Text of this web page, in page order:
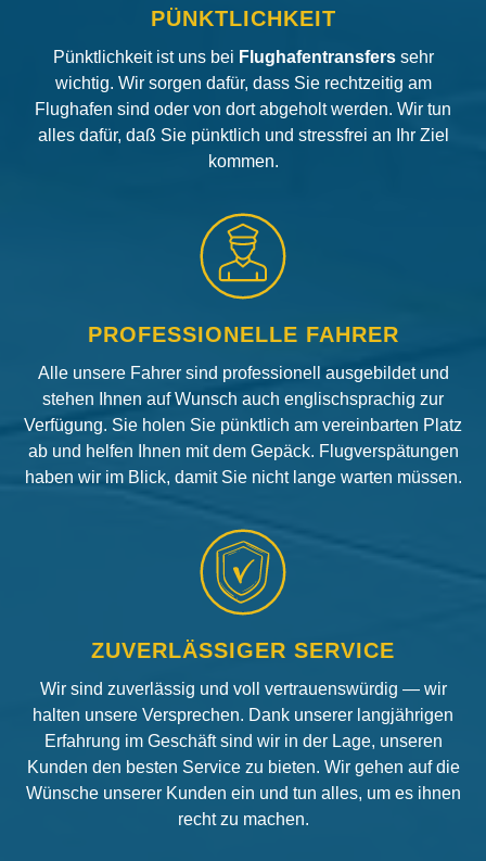
PÜNKTLICHKEIT
Pünktlichkeit ist uns bei Flughafentransfers sehr
wichtig. Wir sorgen dafür, dass Sie rechtzeitig am
Flughafen sind oder von dort abgeholt werden. Wir tun
alles dafür, daß Sie pünktlich und stressfrei an Ihr Ziel
kommen.
PROFESSIONELLE FAHRER
Alle unsere Fahrer sind professionell ausgebildet und
stehen Ihnen auf Wunsch auch englischsprachig zur
Verfügung. Sie holen Sie pünktlich am vereinbarten Platz
ab und helfen Ihnen mit dem Gepäck. Flugverspätungen
haben wir im Blick, damit Sie nicht lange warten müssen.
ZUVERLÄSSIGER SERVICE
Wir sind zuverlässig und voll vertrauenswürdig — wir
halten unsere Versprechen. Dank unserer langjährigen
Erfahrung im Geschäft sind wir in der Lage, unseren
Kunden den besten Service zu bieten. Wir gehen auf die
Wünsche unserer Kunden ein und tun alles, um es ihnen
recht zu machen.